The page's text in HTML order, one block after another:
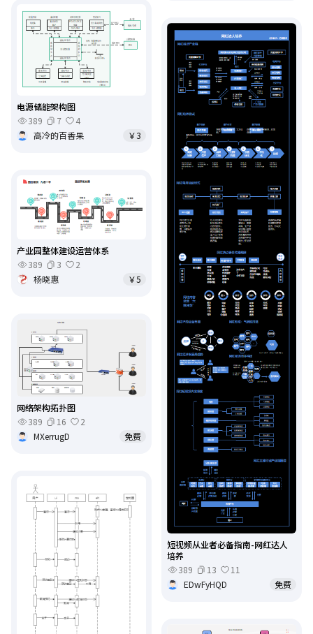
电源储能架构图
389
7
4
高冷的百香果
￥3
短视频从业者必备指南-网红达人
培养
389
13
11
EDwFyHQD
免费
产业园整体建设运营体系
389
3
2
杨晓惠
￥5
网络架构拓扑图
389
16
2
MXerrugD
免费